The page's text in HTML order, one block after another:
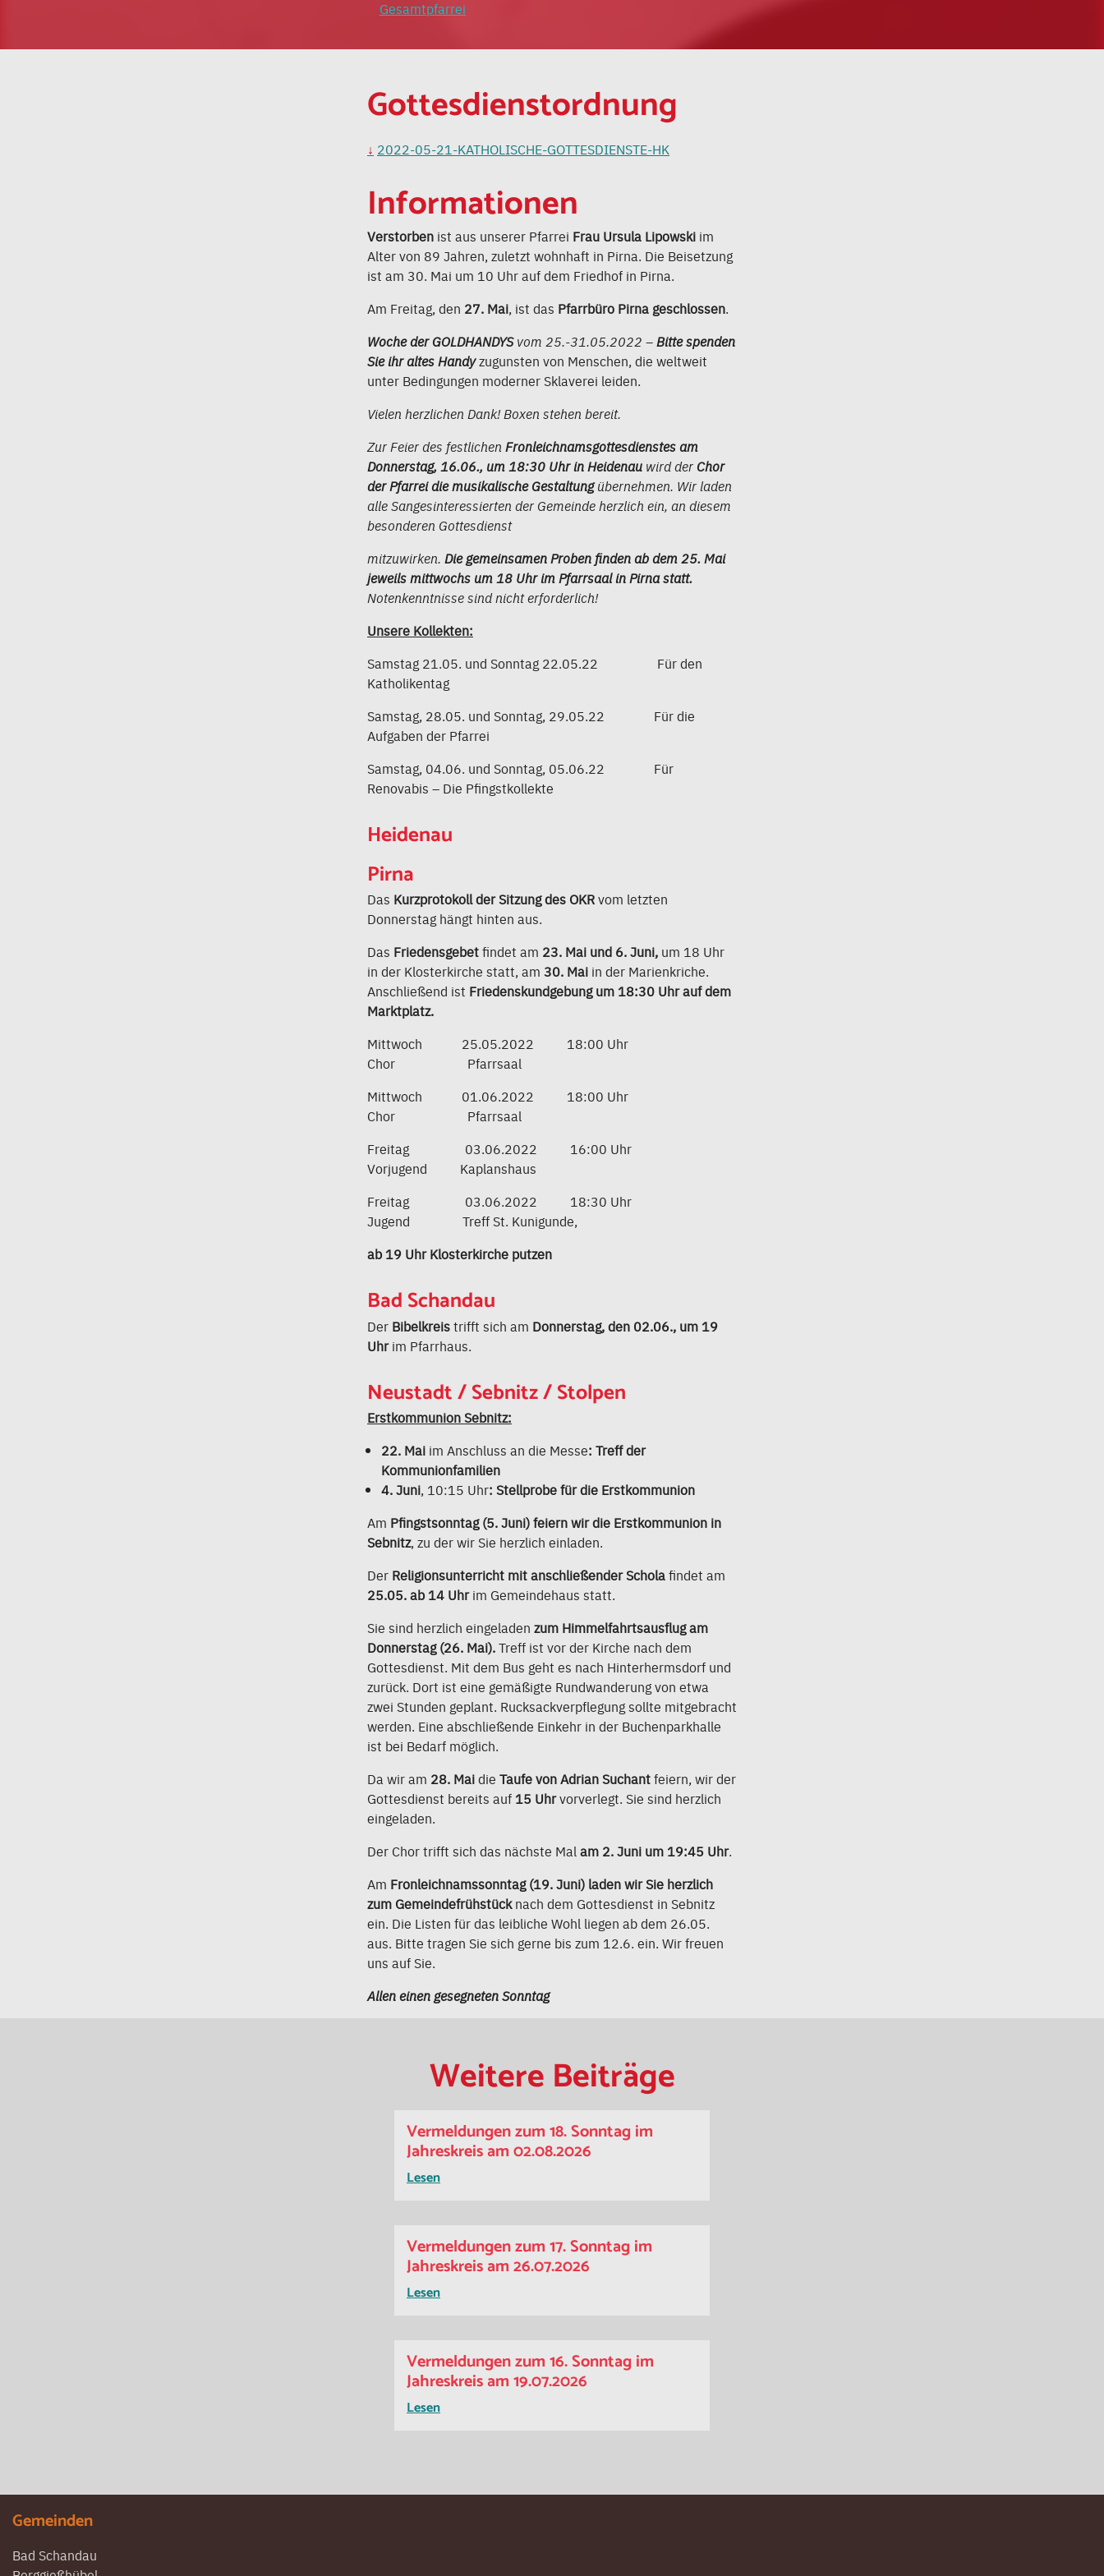
Gesamtpfarrei
Gottesdienstordnung
2022-05-21-KATHOLISCHE-GOTTESDIENSTE-HK
Informationen
Verstorben ist aus unserer Pfarrei Frau Ursula Lipowski im
Alter von 89 Jahren, zuletzt wohnhaft in Pirna. Die Beisetzung
ist am 30. Mai um 10 Uhr auf dem Friedhof in Pirna.
Am Freitag, den 27. Mai, ist das Pfarrbüro Pirna geschlossen.
Woche der GOLDHANDYSvom 25.-31.05.2022 –Bitte spenden
Sie ihr altes Handyzugunsten von Menschen, die weltweit
unter Bedingungen moderner Sklaverei leiden.
Vielen herzlichen Dank! Boxen stehen bereit.
Zur Feier des festlichen Fronleichnamsgottesdienstes am
Donnerstag, 16.06., um 18:30 Uhr in Heidenau wird der Chor
der Pfarrei die musikalische Gestaltungübernehmen. Wir laden
alle Sangesinteressierten der Gemeinde herzlich ein, an diesem
besonderen Gottesdienst
mitzuwirken. Die gemeinsamen Proben finden ab dem 25. Mai
jeweils mittwochs um 18 Uhr im Pfarrsaal in Pirna statt.
Notenkenntnisse sind nicht erforderlich!
Unsere Kollekten:
Samstag 21.05. und Sonntag 22.05.22 Für den
Katholikentag
Samstag, 28.05. und Sonntag, 29.05.22 Für die
Aufgaben der Pfarrei
Samstag, 04.06. und Sonntag, 05.06.22 Für
Renovabis – Die Pfingstkollekte
Heidenau
Pirna
Das Kurzprotokoll der Sitzung des OKRvom letzten
Donnerstag hängt hinten aus.
Das Friedensgebetfindet am 23. Mai und 6. Juni, um 18 Uhr
in der Klosterkirche statt, am 30. Mai in der Marienkriche.
Anschließend ist Friedenskundgebung um 18:30 Uhr auf dem
Marktplatz.
Mittwoch 25.05.2022 18:00 Uhr
Chor Pfarrsaal
Mittwoch 01.06.2022 18:00 Uhr
Chor Pfarrsaal
Freitag 03.06.2022 16:00 Uhr
Vorjugend Kaplanshaus
Freitag 03.06.2022 18:30 Uhr
Jugend Treff St. Kunigunde,
ab 19 Uhr Klosterkirche putzen
Bad Schandau
Der Bibelkreistrifft sich am Donnerstag, den 02.06., um 19
Uhrim Pfarrhaus.
Neustadt / Sebnitz / Stolpen
Erstkommunion Sebnitz:
22. Mai im Anschluss an die Messe: Treff der
Kommunionfamilien
4. Juni, 10:15 Uhr: Stellprobe für die Erstkommunion
Am Pfingstsonntag (5. Juni) feiern wir die Erstkommunion in
Sebnitz, zu der wir Sie herzlich einladen.
Der Religionsunterricht mit anschließender Scholafindet am
25.05. ab 14 Uhrim Gemeindehaus statt.
Sie sind herzlich eingeladen zum Himmelfahrtsausflug am
Donnerstag (26. Mai).Treff ist vor der Kirche nach dem
Gottesdienst. Mit dem Bus geht es nach Hinterhermsdorf und
zurück. Dort ist eine gemäßigte Rundwanderung von etwa
zwei Stunden geplant. Rucksackverpflegung sollte mitgebracht
werden. Eine abschließende Einkehr in der Buchenparkhalle
ist bei Bedarf möglich.
Da wir am 28. Maidie Taufe von Adrian Suchantfeiern, wir der
Gottesdienst bereits auf 15 Uhrvorverlegt. Sie sind herzlich
eingeladen.
Der Chor trifft sich das nächste Mal am 2. Juni um 19:45 Uhr.
Am Fronleichnamssonntag (19. Juni) laden wir Sie herzlich
zum Gemeindefrühstücknach dem Gottesdienst in Sebnitz
ein. Die Listen für das leibliche Wohl liegen ab dem 26.05.
aus. Bitte tragen Sie sich gerne bis zum 12.6. ein. Wir freuen
uns auf Sie.
Allen einen gesegneten Sonntag
Weitere Beiträge
Vermeldungen zum 18. Sonntag im
Jahreskreis am 02.08.2026
Lesen
Vermeldungen zum 17. Sonntag im
Jahreskreis am 26.07.2026
Lesen
Vermeldungen zum 16. Sonntag im
Jahreskreis am 19.07.2026
Lesen
Gemeinden
Bad Schandau